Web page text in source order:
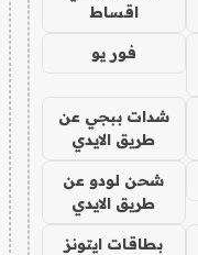
اقساط
فور يو
شدات ببجي عن
طريق الايدي
شحن لودو عن
طريق الايدي
بطاقات ايتونز